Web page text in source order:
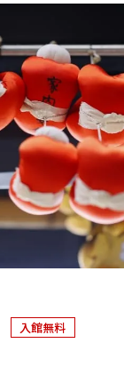
入館無料